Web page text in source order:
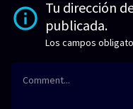
Tu dirección
publicada.
Los campos